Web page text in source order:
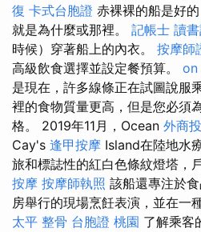
復 卡式台胞證 赤裸裸的船是好的
就是為什麼或那裡。 記帳士 讀
時候）穿著船上的內衣。 按摩師
高級飲食選擇並設定餐預算。 on
是現在，許多線條正在試圖說服
裡的食物質量更高，但是您必須
格。 2019年11月，Ocean 外商
Cay's 逢甲按摩 Island在陸地水
旅和標誌性的紅白色條紋燈塔，
按摩 按摩師執照 該船還專注於
房舉行的現場烹飪表演，並在一
太平 整骨 台胞證 桃園 了解乘客